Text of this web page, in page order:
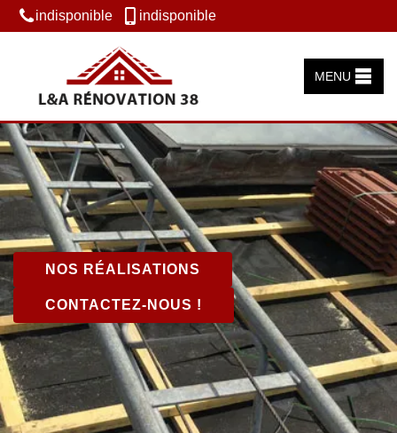
indisponible indisponible
MENU
NOS RÉALISATIONS
CONTACTEZ-NOUS !